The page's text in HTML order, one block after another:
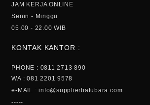
JAM KERJA ONLINE
Senin - Minggu
05.00 - 22.00 WIB
KONTAK KANTOR :
PHONE : 0811 2713 890
WA : 081 2201 9578
e-MAIL : info@supplierbatubara.com
-----